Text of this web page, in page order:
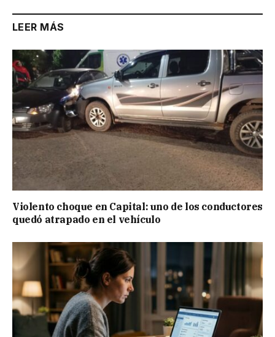
LEER MÁS
Violento choque en Capital: uno de los conductores
quedó atrapado en el vehículo